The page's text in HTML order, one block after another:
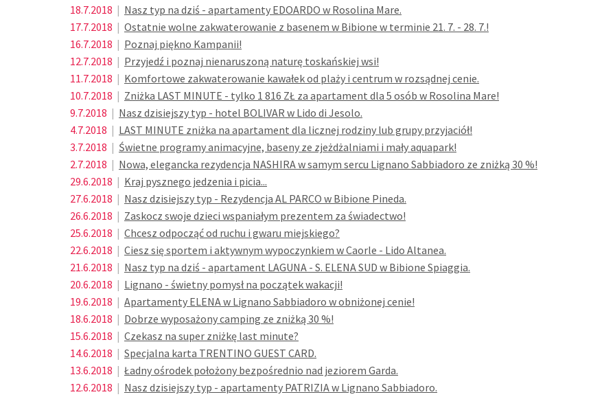
18.7.2018 | Nasz typ na dziś - apartamenty EDOARDO w Rosolina Mare.
17.7.2018 | Ostatnie wolne zakwaterowanie z basenem w Bibione w terminie 21. 7. - 28. 7.!
16.7.2018 | Poznaj piękno Kampanii!
12.7.2018 | Przyjedź i poznaj nienaruszoną naturę toskańskiej wsi!
11.7.2018 | Komfortowe zakwaterowanie kawałek od plaży i centrum w rozsądnej cenie.
10.7.2018 | Zniżka LAST MINUTE - tylko 1 816 ZŁ za apartament dla 5 osób w Rosolina Mare!
9.7.2018 | Nasz dzisiejszy typ - hotel BOLIVAR w Lido di Jesolo.
4.7.2018 | LAST MINUTE zniżka na apartament dla licznej rodziny lub grupy przyjaciół!
3.7.2018 | Świetne programy animacyjne, baseny ze zjeżdżalniami i mały aquapark!
2.7.2018 | Nowa, elegancka rezydencja NASHIRA w samym sercu Lignano Sabbiadoro ze zniżką 30 %!
29.6.2018 | Kraj pysznego jedzenia i picia...
27.6.2018 | Nasz dzisiejszy typ - Rezydencja AL PARCO w Bibione Pineda.
26.6.2018 | Zaskocz swoje dzieci wspaniałym prezentem za świadectwo!
25.6.2018 | Chcesz odpocząć od ruchu i gwaru miejskiego?
22.6.2018 | Ciesz się sportem i aktywnym wypoczynkiem w Caorle - Lido Altanea.
21.6.2018 | Nasz typ na dziś - apartament LAGUNA - S. ELENA SUD w Bibione Spiaggia.
20.6.2018 | Lignano - świetny pomysł na początek wakacji!
19.6.2018 | Apartamenty ELENA w Lignano Sabbiadoro w obniżonej cenie!
18.6.2018 | Dobrze wyposażony camping ze zniżką 30 %!
15.6.2018 | Czekasz na super zniżkę last minute?
14.6.2018 | Specjalna karta TRENTINO GUEST CARD.
13.6.2018 | Ładny ośrodek położony bezpośrednio nad jeziorem Garda.
12.6.2018 | Nasz dzisiejszy typ - apartamenty PATRIZIA w Lignano Sabbiadoro.